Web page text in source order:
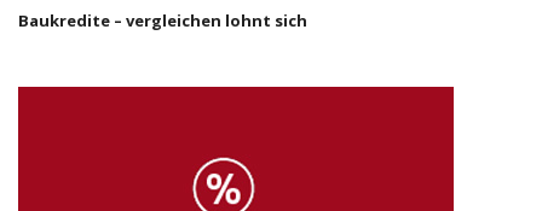
Baukredite – vergleichen lohnt sich